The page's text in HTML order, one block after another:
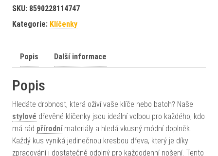
SKU: 8590228114747
Kategorie: Klíčenky
Popis Další informace
Popis
Hledáte drobnost, která oživí vaše klíče nebo batoh? Naše
stylové dřevěné klíčenky jsou ideální volbou pro každého, kdo
má rád přírodnímateriály a hledá vkusný módní doplněk.
Každý kus vyniká jedinečnou kresbou dřeva, který je díky
zpracování i dostatečně odolný pro každodenní nošení. Tento